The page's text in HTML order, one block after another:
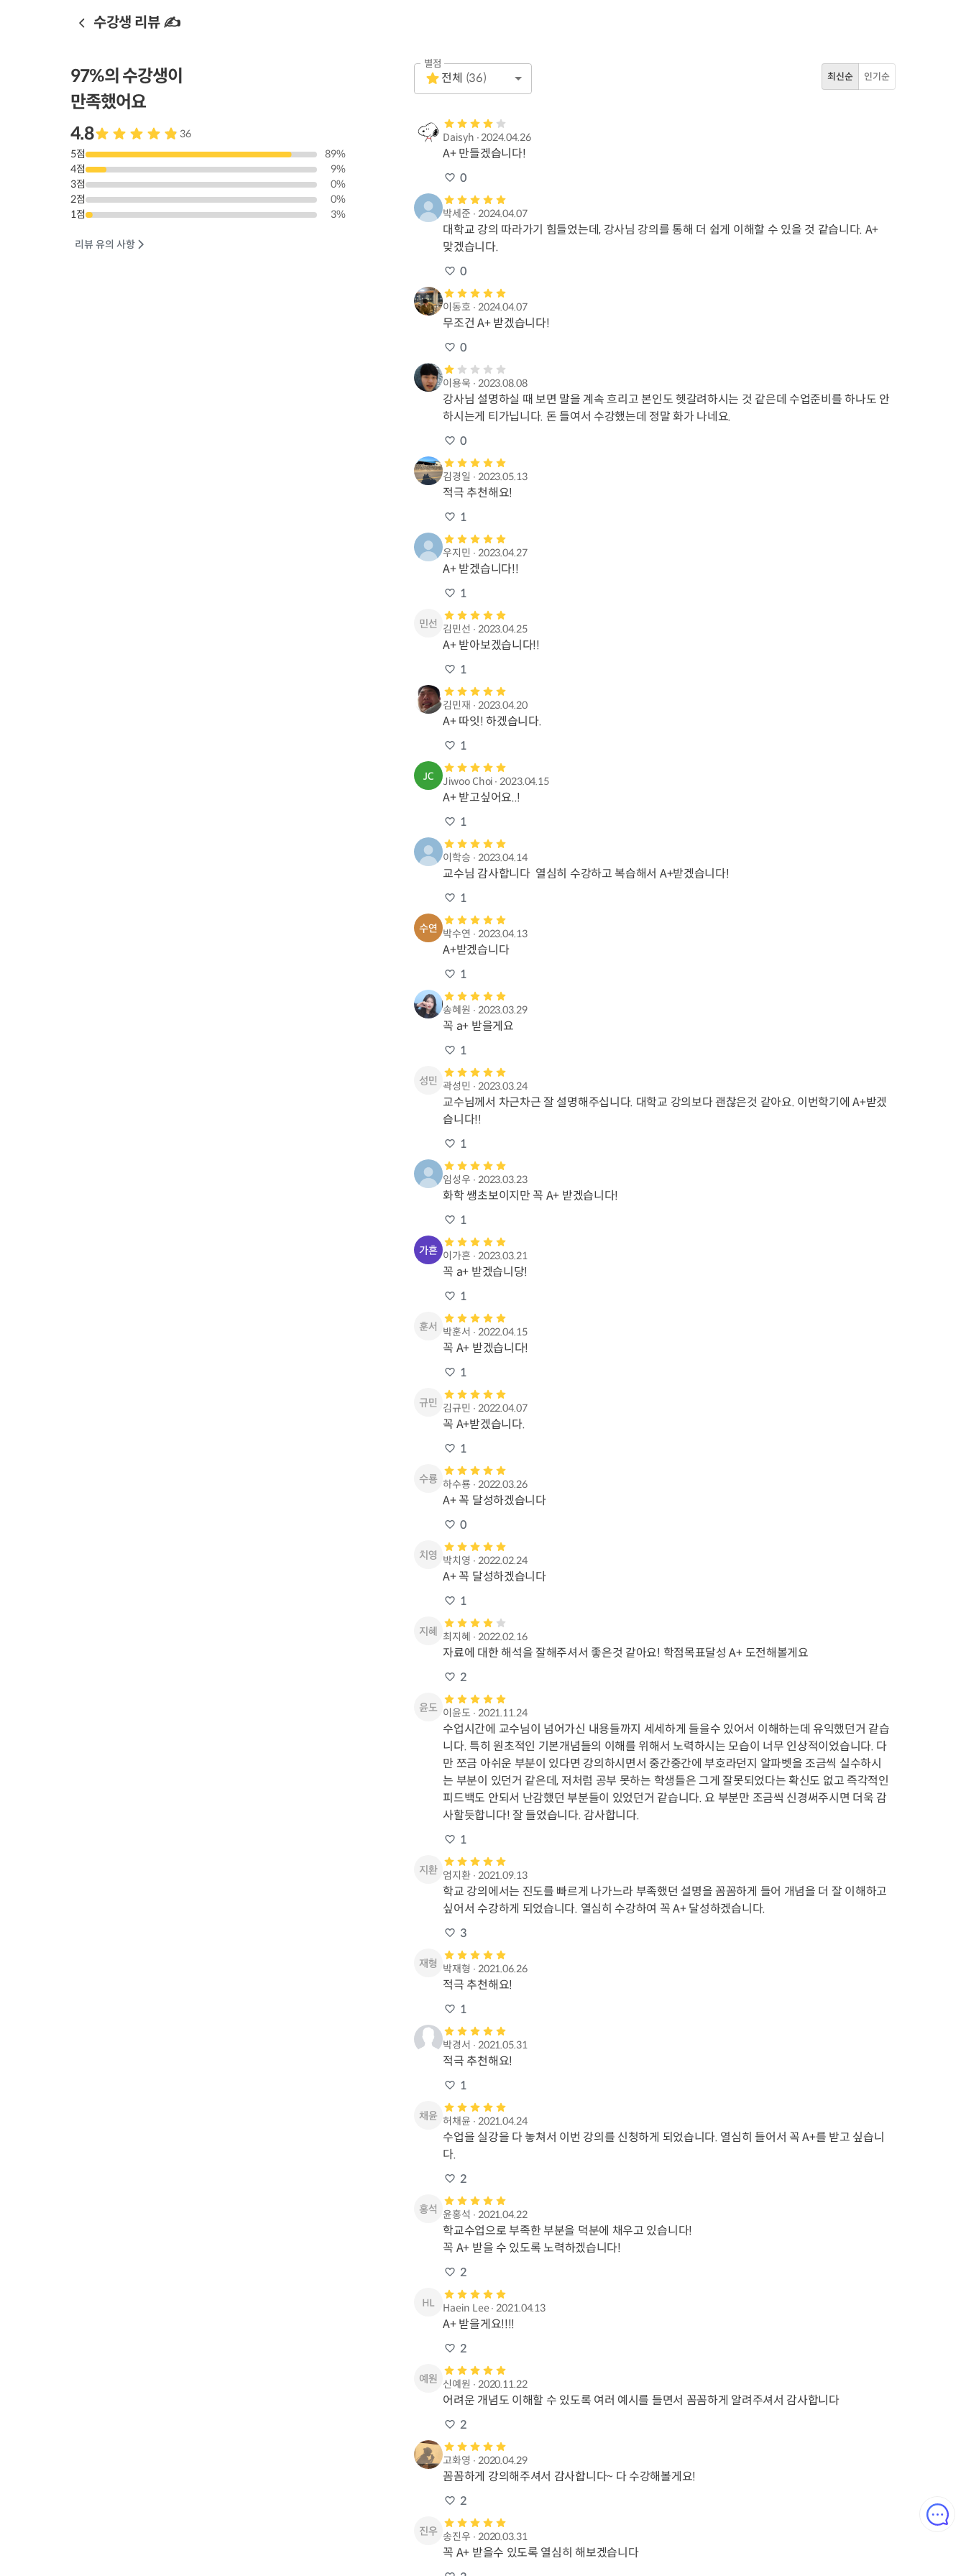
수강생 리뷰 ✍️
97%의 수강생이
만족했어요
4.8
36
5점 89%
4점 9%
3점 0%
2점 0%
1점 3%
리뷰 유의 사항
별점
1 Star
Empty
전체 (36) 최신순 인기순
Daisyh ∙2024.04.26
A+ 만들겠습니다!
0
박세준 ∙ 2024.04.07
대학교 강의 따라가기 힘들었는데, 강사님 강의를 통해 더 쉽게 이해할 수 있을 것 같습니다. A+
맞겠습니다.
0
이동호 ∙ 2024.04.07
무조건 A+ 받겠습니다!
0
이용욱 ∙ 2023.08.08
강사님 설명하실 때 보면 말을 계속 흐리고 본인도 헷갈려하시는 것 같은데 수업준비를 하나도 안
하시는게 티가닙니다. 돈 들여서 수강했는데 정말 화가 나네요.
0
김경일 ∙ 2023.05.13
적극 추천해요!
1
우지민 ∙ 2023.04.27
A+ 받겠습니다!!
1
김민선 ∙ 2023.04.25
A+ 받아보겠습니다!!
1
김민재 ∙ 2023.04.20
A+ 따잇! 하겠습니다.
1
Jiwoo Choi ∙2023.04.15
A+ 받고싶어요..!
1
이학승 ∙ 2023.04.14
교수님 감사합니다  열심히 수강하고 복습해서 A+받겠습니다!
1
박수연 ∙ 2023.04.13
A+받겠습니다
1
송혜원 ∙ 2023.03.29
꼭 a+ 받을게요
1
곽성민 ∙ 2023.03.24
교수님께서 차근차근 잘 설명해주십니다. 대학교 강의보다 괜찮은것 같아요. 이번학기에 A+받겠
습니다!!
1
임성우 ∙ 2023.03.23
화학 쌩초보이지만 꼭 A+ 받겠습니다!
1
이가흔 ∙ 2023.03.21
꼭 a+ 받겠습니당!
1
박훈서 ∙ 2022.04.15
꼭 A+ 받겠습니다!
1
김규민 ∙ 2022.04.07
꼭 A+받겠습니다.
1
하수룡 ∙ 2022.03.26
A+ 꼭 달성하겠습니다
0
박치영 ∙ 2022.02.24
A+ 꼭 달성하겠습니다
1
최지혜 ∙ 2022.02.16
자료에 대한 해석을 잘해주셔서 좋은것 같아요! 학점목표달성 A+ 도전해볼게요
2
이윤도 ∙ 2021.11.24
수업시간에 교수님이 넘어가신 내용들까지 세세하게 들을수 있어서 이해하는데 유익했던거 같습
니다. 특히 원초적인 기본개념들의 이해를 위해서 노력하시는 모습이 너무 인상적이었습니다. 다
만 쪼금 아쉬운 부분이 있다면 강의하시면서 중간중간에 부호라던지 알파벳을 조금씩 실수하시
는 부분이 있던거 같은데, 저처럼 공부 못하는 학생들은 그게 잘못되었다는 확신도 없고 즉각적인
피드백도 안되서 난감했던 부분들이 있었던거 같습니다. 요 부분만 조금씩 신경써주시면 더욱 감
사할듯합니다! 잘 들었습니다. 감사합니다.
1
엄지환 ∙ 2021.09.13
학교 강의에서는 진도를 빠르게 나가느라 부족했던 설명을 꼼꼼하게 들어 개념을 더 잘 이해하고
싶어서 수강하게 되었습니다. 열심히 수강하여 꼭 A+ 달성하겠습니다.
3
박재형 ∙ 2021.06.26
적극 추천해요!
1
박경서 ∙ 2021.05.31
적극 추천해요!
1
허채윤 ∙ 2021.04.24
수업을 실강을 다 놓쳐서 이번 강의를 신청하게 되었습니다. 열심히 들어서 꼭 A+를 받고 싶습니
다.
2
윤홍석 ∙ 2021.04.22
학교수업으로 부족한 부분을 덕분에 채우고 있습니다!
꼭 A+ 받을 수 있도록 노력하겠습니다!
2
Haein Lee ∙2021.04.13
A+ 받을게요!!!!
2
신예원 ∙ 2020.11.22
어려운 개념도 이해할 수 있도록 여러 예시를 들면서 꼼꼼하게 알려주셔서 감사합니다
2
고화영 ∙ 2020.04.29
꼼꼼하게 강의해주셔서 감사합니다~ 다 수강해볼게요!
2
송진우 ∙ 2020.03.31
꼭 A+ 받을수 있도록 열심히 해보겠습니다